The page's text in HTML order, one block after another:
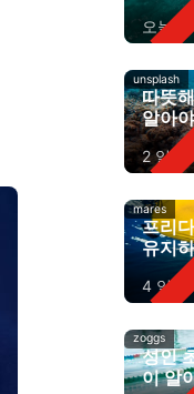
오늘
unsplash
따뜻
알아
2 일 전
mares
프리
유지
4 일 전
zoggs
성인
이 알